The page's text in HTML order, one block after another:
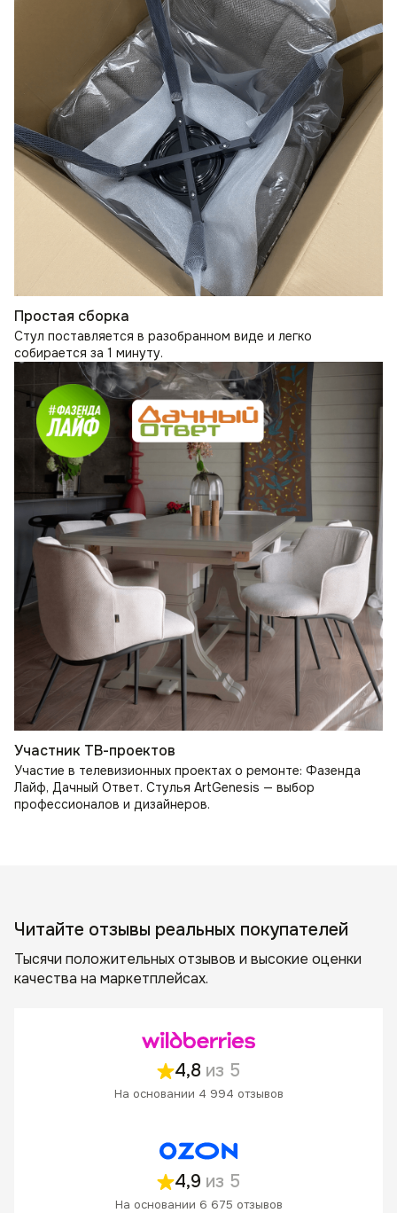
Простая сборка
Стул поставляется в разобранном виде и легко
собирается за 1 минуту.
Участник ТВ-проектов
Участие в телевизионных проектах о ремонте: Фазенда
Лайф, Дачный Ответ. Стулья ArtGenesis — выбор
профессионалов и дизайнеров.
Читайте отзывы реальных покупателей
Тысячи положительных отзывов и высокие оценки
качества на маркетплейсах.
4,8 из 5
На основании 4 994 отзывов
4,9 из 5
На основании 6 675 отзывов